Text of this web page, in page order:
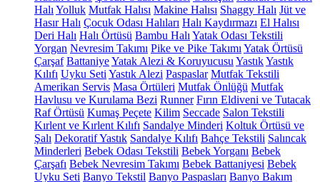
Halı Yolluk Mutfak Halısı Makine Halısı Shaggy Halı Jüt ve
Hasır Halı Çocuk Odası Halıları Halı Kaydırmazı El Halısı
Deri Halı Halı Örtüsü Bambu Halı Yatak Odası Tekstili
Yorgan Nevresim Takımı Pike ve Pike Takımı Yatak Örtüsü
Çarşaf BattaniyeYatak Alezi & Koruyucusu YastıkYastık
Kılıfı Uyku Seti Yastık Alezi Paspaslar Mutfak Tekstili
Amerikan Servis Masa Örtüleri Mutfak Önlüğü Mutfak
Havlusu ve Kurulama Bezi Runner Fırın Eldiveni ve Tutacak
Raf Örtüsü Kumaş Peçete Kilim Seccade Salon Tekstili
Kırlent ve Kırlent Kılıfı Sandalye Minderi Koltuk Örtüsü ve
Şalı Dekoratif Yastık Sandalye Kılıfı Bahçe Tekstili Salıncak
Minderleri Bebek Odası Tekstili Bebek Yorganı Bebek
Çarşafı Bebek Nevresim Takımı Bebek Battaniyesi Bebek
Uyku Seti Banyo Tekstil Banyo Paspasları Banyo Bakım